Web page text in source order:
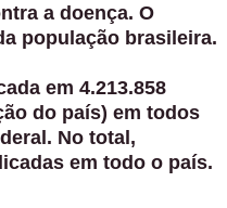
a doença. O
população brasileira.
em 4.213.858
do país) em todos
No total,
em todo o país.